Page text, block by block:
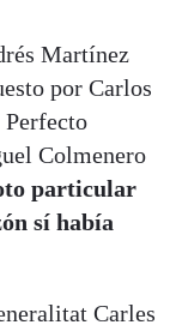
Martínez
por Carlos
Perfecto
Colmenero
particular
sí había
Carles